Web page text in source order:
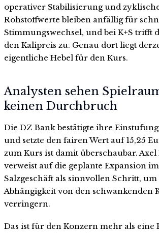
operativer Stabilisierung und
Rohstoffwerte bleiben anfällig für
Stimmungswechsel, und bei K+S trifft
den Kalipreis zu. Genau dort liegt
eigentliche Hebel für den Kurs.
Analysten sehen
keinen Durchbruch
Die DZ Bank bestätigte ihre
und setzte den fairen Wert auf 15,25
zum Kurs ist damit überschaubar.
verweist auf die geplante Expansion
Salzgeschäft als sinnvollen Schritt, um
Abhängigkeit von den schwankenden
verringern.
Das ist für den Konzern mehr als eine